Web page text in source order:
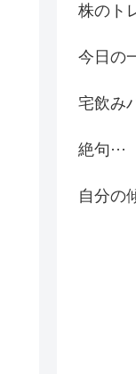
株のト
今日の
宅飲み
絶句···
自分の